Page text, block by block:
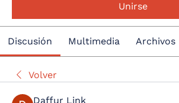
Unirse
Discusión Multimedia Archivos
Volver
Daffur Link